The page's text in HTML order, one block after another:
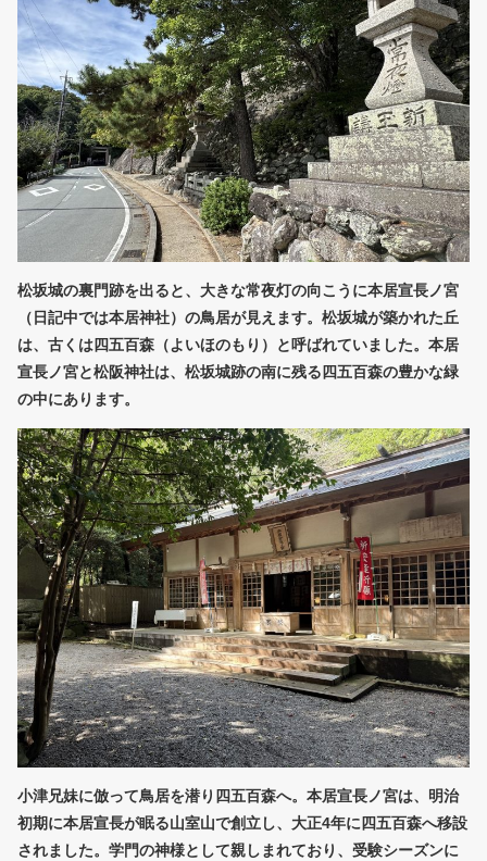
松坂城の裏門跡を出ると、大きな常夜灯の向こうに本居宣長ノ宮
（日記中では本居神社）の鳥居が見えます。松坂城が築かれた丘
は、古くは四五百森（よいほのもり）と呼ばれていました。本居
宣長ノ宮と松阪神社は、松坂城跡の南に残る四五百森の豊かな緑
の中にあります。
小津兄妹に倣って鳥居を潜り四五百森へ。本居宣長ノ宮は、明治
初期に本居宣長が眠る山室山で創立し、大正4年に四五百森へ移設
されました。学門の神様として親しまれており、受験シーズンに